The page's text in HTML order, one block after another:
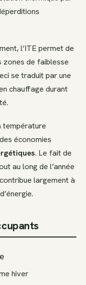
l’ITE permet de
zones de faiblesse
se traduit par une
chauffage durant
température
économies
. Le fait de
au long de l’année
largement à
hiver